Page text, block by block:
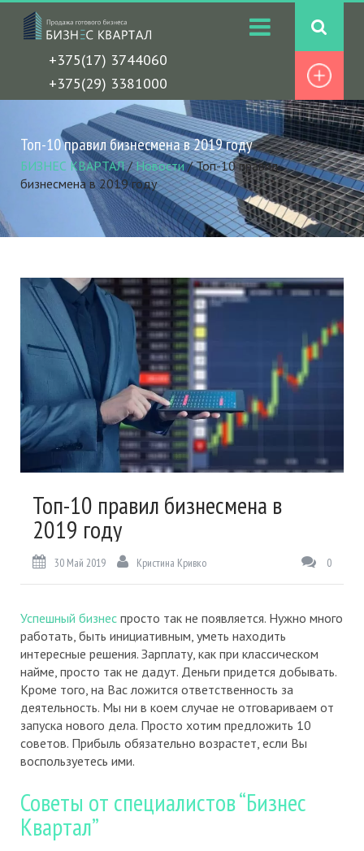
+375(17) 3744060
+375(29) 3381000
Топ-10 правил бизнесмена в 2019 году
БИЗНЕС КВАРТАЛ/Новости/Топ-10 правил
бизнесмена в 2019 году
Топ-10 правил бизнесмена в
2019 году
30 Май 2019 Кристина Кривко 0
Успешный бизнес просто так не появляется. Нужно много
работать, быть инициативным, уметь находить
интересные решения. Зарплату, как при классическом
найме, просто так не дадут. Деньги придется добывать.
Кроме того, на Вас ложится ответственность за
деятельность. Мы ни в коем случае не отговариваем от
запуска нового дела. Просто хотим предложить 10
советов. Прибыль обязательно возрастет, если Вы
воспользуетесь ими.
Советы от специалистов “Бизнес
Квартал”